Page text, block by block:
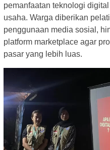
pemanfaatan teknologi
usaha. Warga diberikan
penggunaan media sosial,
platform marketplace agar
pasar yang lebih luas.